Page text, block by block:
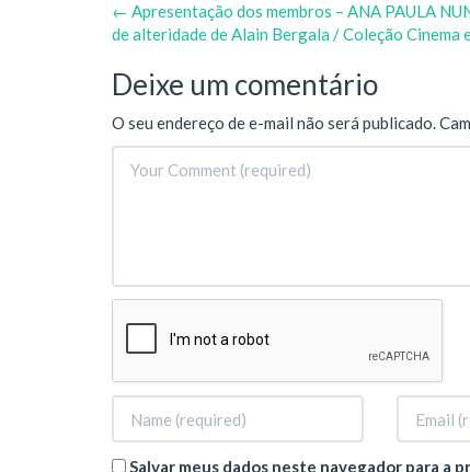
← Apresentação dos membros – ANA PAULA
de alteridade de Alain Bergala / Coleção Cinema
Deixe um comentário
O seu endereço de e-mail não será publicado.
Salvar meus dados neste navegador para a